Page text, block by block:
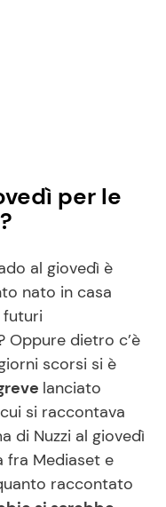
per le
al giovedì è
nato in casa
futuri
Oppure dietro c’è
scorsi si è
lanciato
si raccontava
di Nuzzi al giovedì
fra Mediaset e
raccontato